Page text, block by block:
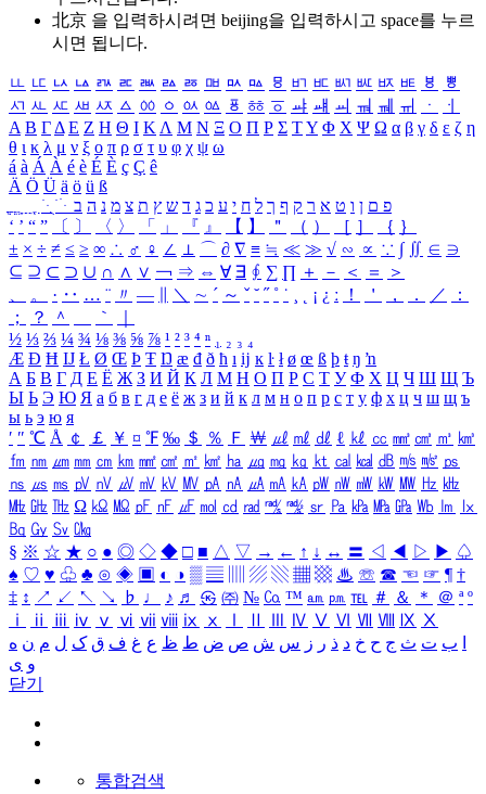
北京 을 입력하시려면 beijing을 입력하시고 space를 누르
시면 됩니다.
ㅥ ㅦ ㅧ ㅨ ㅩ ㅪ ㅫ ㅬ ㅭ ㅮ ㅯ ㅰ ㅱ ㅲ ㅳ ㅴ ㅵ ㅶ ㅷ ㅸ
ㅹ
ㅺ ㅻ ㅼ ㅽ ㅾ ㅿ ㆀ ㆁ ㆂ ㆃ ㆄ ㆅ ㆆ ㆇ ㆈ ㆉ ㆊ ㆋ ㆌ ㆍ
ㆎ
Α Β ΓΔ Ε Ζ Η Θ Ι ΚΛ Μ Ν Ξ Ο Π Ρ Σ ΤΥ Φ Χ Ψ Ω α β γ δ ε ζ η
θ ι κ λ μ ν ξ ο π ρ σ τ υ φ χ ψ ω
á à Á À é è É È ç Ç ê
Ä Ö Ü ä ö ü ß
ִֶֹ ֻּ ׁׂ פ ם ן ו ט א ר ק ף ך ל ח י ע כ ג ד ש ץ ת צ מ נ ה ב
‘ ’ “ ” 〔 〕 〈 〉 「 」 『 』 【 】 ＂ （ ） ［ ］ ｛ ｝
± × ÷ ≠ ≤ ≥ ∞ ∴ ♂ ♀ ∠ ⊥ ⌒ ∂ ∇ ≡ ≒ ≪ ≫ √ ∽ ∝ ∵ ∫ ∬ ∈ ∋
⊆ ⊇ ⊂ ⊃ ∪ ∩ ∧ ∨ ￢ ⇒ ⇔ ∀ ∃ ∮ ∑ ∏ ＋ － ＜ ＝
＞
、
。 · ‥ … ¨ 〃 ― ＼ ∼ ´ ～ ˇ ˘ ˝ ˚ ˙ ¸ ¡ ¿ ː ！ ＇ ， ． ／
：
；
？ ＾ ｀
½ ⅓ ⅔ ¼ ¾ ⅛ ⅜ ⅝ ⅞ ¹ ² ³ ⁴ ⁿ ₁ ₂ ₃ ₄
Æ Ð Ħ Ĳ Ł Ø Œ Þ Ŧ Ŋ æ đ ð ħ ı ĳ ĸ ŀ ł ø œ ß þ ŧ ŋ ŉ
А Б В Г Д Е Ё Ж З И Й К Л М Н О П Р С Т У Ф Х Ц Ч Ш Щ Ъ
Ы Ь Э Ю Я а б в г д е ё ж з и й к л м н о п р с т у ф х ц ч ш щ ъ
ы ь э ю я
′ ″ ℃ Å ￠ ￡ ￥ ¤ ℉ ‰ ＄ ％ Ｆ ￦ ㎕ ㎖ ㎗ ℓ ㎘ ㏄ ㎣ ㎤ ㎥ ㎦
㎙ ㎚ ㎛ ㎜ ㎝ ㎞ ㎟ ㎠ ㎡ ㎢ ㏊ ㎍ ㎎ ㎏ ㏏ ㎈ ㎉ ㏈ ㎧ ㎨ ㎰
㎱ ㎲ ㎳ ㎴ ㎵ ㎶ ㎷ ㎸ ㎹ ㎀ ㎁ ㎂ ㎃ ㎄ ㎺ ㎻ ㎽ ㎾ ㎿ ㎐ ㎑
㎒ ㎓ ㎔ Ω ㏀ ㏁ ㎊ ㎋ ㎌ ㏖ ㏅ ㎭ ㎮ ㎯ ㏛ ㎩ ㎪ ㎫ ㎬ ㏝ ㏐
㏓
㏃ ㏉ ㏜ ㏆
§ ※ ☆ ★ ○ ● ◎ ◇ ◆ □ ■ △ ▽ → ← ↑ ↓ ↔ 〓 ◁ ◀ ▷ ▶ ♤
♠ ♡ ♥ ♧ ♣ ⊙ ◈ ▣ ◐ ◑ ▒ ▤ ▨ ▧ ▦ ▩ ♨ ☏ ☎ ☜ ☞ ¶ †
‡ ↕ ↗ ↙ ↖ ↘ ♭ ♩ ♪ ♬ ㉿ ㈜ № ㏇ ™ ㏂ ㏘ ℡ ＃ ＆ ＊ ＠ ª º
ⅰ
ⅱ ⅲ ⅳ ⅴ ⅵ ⅶ ⅷ ⅸ ⅹ Ⅳ Ⅴ Ⅵ Ⅶ Ⅷ Ⅸ Ⅹ
ب ت ث ج ح خ د ذ ر ز س ش ص ض ط ظ ع غ ف ق ک ل م ن ه
و ی
닫기
통합검색